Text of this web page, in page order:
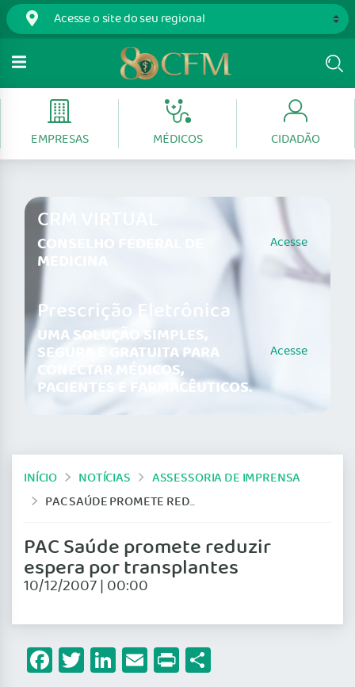
EMPRESAS MÉDICOS CIDADÃO
CRM VIRTUAL
CONSELHO FEDERAL DE
MEDICINA
Acesse
Prescrição Eletrônica
UMA SOLUÇÃO SIMPLES,
SEGURA E GRATUITA PARA
CONECTAR MÉDICOS,
PACIENTES E FARMACÊUTICOS.
Acesse
INÍCIO NOTÍCIAS
ASSESSORIA DE IMPRENSA
PAC SAÚDE PROMETE REDUZIR ESPERA POR TRANSPLANTES
PAC Saúde promete reduzir
espera por transplantes
10/12/2007 | 00:00
Facebook
Twitter
LinkedIn
Email
Print